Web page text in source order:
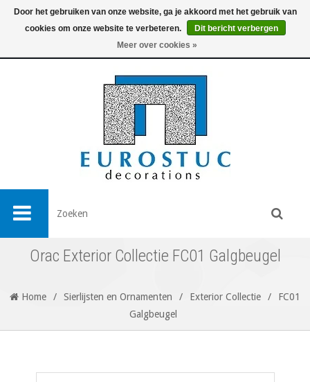
0
Orac Exterior Collectie FC01 Galgbeugel
Home / Sierlijsten en Ornamenten / Exterior Collectie /
FC01
Galgbeugel
Door het gebruiken van onze website, ga je akkoord met het gebruik van
cookies om onze website te verbeteren.
Dit bericht verbergen
Meer over cookies »